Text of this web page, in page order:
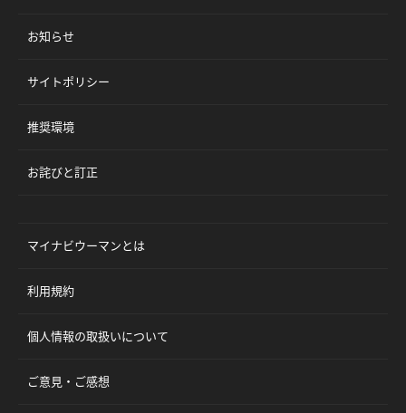
お知らせ
サイトポリシー
推奨環境
お詫びと訂正
マイナビウーマンとは
利用規約
個人情報の取扱いについて
ご意見・ご感想